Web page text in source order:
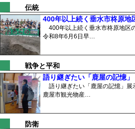
伝統
400年以上続く垂水市柊原
400年以上続く垂水市柊原地区
令和8年6月6日早…
戦争と平和
語り継ぎたい「鹿屋の記憶
語り継ぎたい「鹿屋の記憶」展
鹿屋市観光物産…
防衛